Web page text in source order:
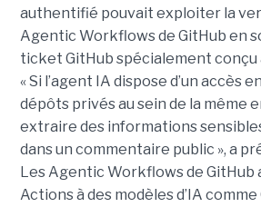
authentifié pouvait exploiter la
Agentic Workflows de GitHub en
ticket GitHub spécialement conçu
« Si l’agent IA dispose d’un accès
dépôts privés au sein de la même
extraire des informations
dans un commentaire public », a
Les Agentic Workflows de GitHub
Actions à des modèles d’IA